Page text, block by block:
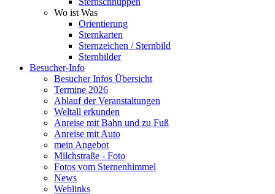
Wo ist Was
Orientierung
Sternkarten
Sternzeichen / Sternbild
Sternbilder
Besucher-Info
Besucher Infos Übersicht
Termine 2026
Ablauf der Veranstaltungen
Weltall erkunden
Anreise mit Bahn und zu Fuß
Anreise mit Auto
mein Angebot
Milchstraße - Foto
Fotos vom Sternenhimmel
News
Weblinks